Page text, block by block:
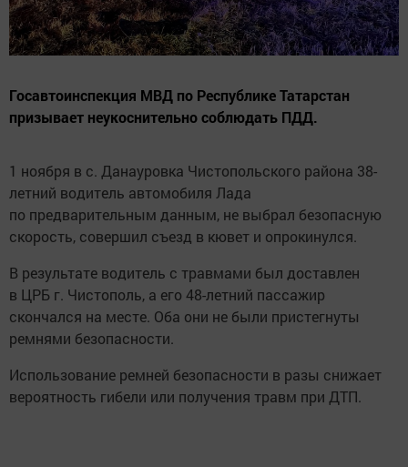
Госавтоинспекция МВД по Республике Татарстан
призывает неукоснительно соблюдать ПДД.
1 ноября в с. Данауровка Чистопольского района 38-
летний водитель автомобиля Лада
по предварительным данным, не выбрал безопасную
скорость, совершил съезд в кювет и опрокинулся.
В результате водитель с травмами был доставлен
в ЦРБ г. Чистополь, а его 48-летний пассажир
скончался на месте. Оба они не были пристегнуты
ремнями безопасности.
Использование ремней безопасности в разы снижает
вероятность гибели или получения травм при ДТП.